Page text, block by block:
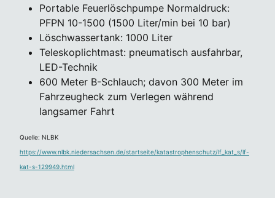
Portable Feuerlöschpumpe Normaldruck:
PFPN 10-1500 (1500 Liter/min bei 10 bar)
Löschwassertank: 1000 Liter
Teleskoplichtmast: pneumatisch ausfahrbar,
LED-Technik
600 Meter B-Schlauch; davon 300 Meter im
Fahrzeugheck zum Verlegen während
langsamer Fahrt
Quelle: NLBK
https://www.nlbk.niedersachsen.de/startseite/katastrophenschutz/lf_kat_s/lf-
kat-s-129949.html